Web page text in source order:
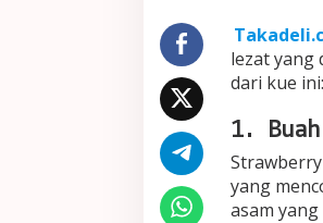
lezat yang
dari kue ini:
1.
yang
asam